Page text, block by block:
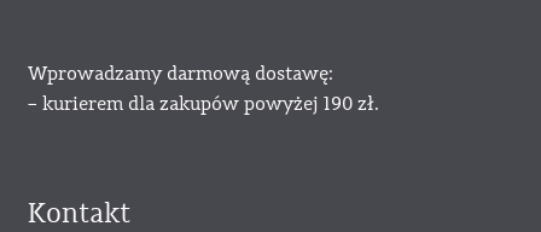
Wprowadzamy darmową dostawę:
– kurierem dla zakupów powyżej 190 zł.
Kontakt